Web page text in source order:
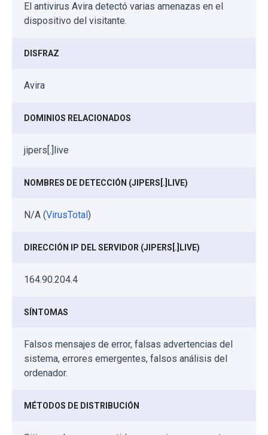
El antivirus Avira detectó varias amenazas en el
dispositivo del visitante.
DISFRAZ
Avira
DOMINIOS RELACIONADOS
jipers[.]live
NOMBRES DE DETECCIÓN (JIPERS[.]LIVE)
N/A (VirusTotal)
DIRECCIÓN IP DEL SERVIDOR (JIPERS[.]LIVE)
164.90.204.4
SÍNTOMAS
Falsos mensajes de error, falsas advertencias del
sistema, errores emergentes, falsos análisis del
ordenador.
MÉTODOS DE DISTRIBUCIÓN